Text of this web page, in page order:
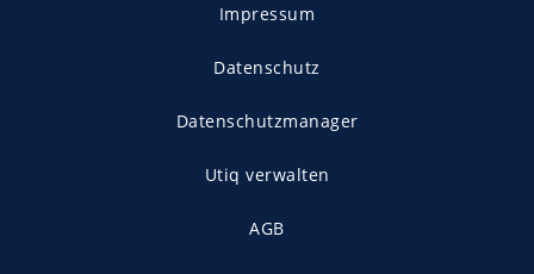
Impressum
Datenschutz
Datenschutzmanager
Utiq verwalten
AGB